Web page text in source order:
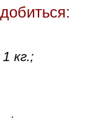
кг.;